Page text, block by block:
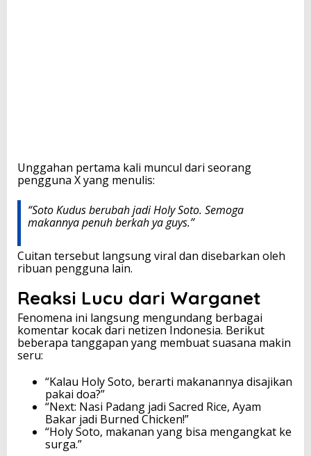
Unggahan pertama kali muncul dari seorang
pengguna X yang menulis:
“Soto Kudus berubah jadi Holy Soto. Semoga
makannya penuh berkah ya guys.”
Cuitan tersebut langsung viral dan disebarkan oleh
ribuan pengguna lain.
Reaksi Lucu dari Warganet
Fenomena ini langsung mengundang berbagai
komentar kocak dari netizen Indonesia. Berikut
beberapa tanggapan yang membuat suasana makin
seru:
“Kalau Holy Soto, berarti makanannya disajikan
pakai doa?”
“Next: Nasi Padang jadi Sacred Rice, Ayam
Bakar jadi Burned Chicken!”
“Holy Soto, makanan yang bisa mengangkat ke
surga.”